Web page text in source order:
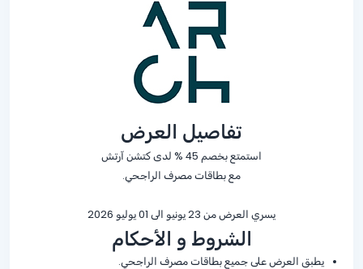
تفاصيل العرض
استمتع بخصم % 45 لدى كتشن آرتش
مع بطاقات مصرف الراجحي.
يسري العرض من 23 يونيو الى 01 يوليو 2026
الشروط و الأحكام
يطبق العرض على جميع بطاقات مصرف الراجحي.